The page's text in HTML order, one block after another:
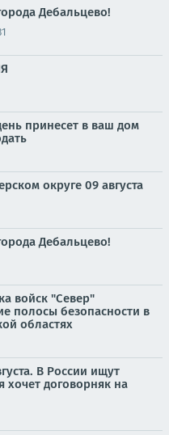
Дебальцево!
принесет в ваш дом
округе 09 августа
Дебальцево!
войск "Север"
полосы безопасности в
областях
В России ищут
хочет договорняк на